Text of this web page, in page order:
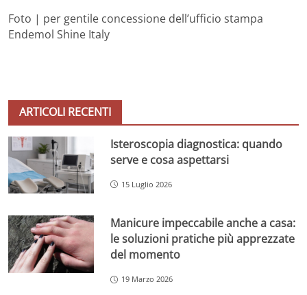
Foto | per gentile concessione dell’ufficio stampa
Endemol Shine Italy
ARTICOLI RECENTI
Isteroscopia diagnostica: quando
serve e cosa aspettarsi
15 Luglio 2026
Manicure impeccabile anche a casa:
le soluzioni pratiche più apprezzate
del momento
19 Marzo 2026